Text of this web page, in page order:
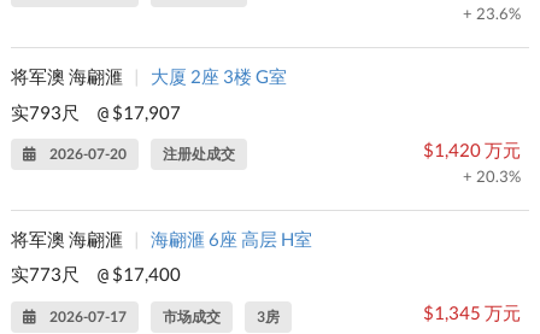
+ 23.6%
将军澳 海翩滙
大厦 2座 3楼 G室
实793尺
@ $17,907
2026-07-20 注册处成交 $1,420 万元
+ 20.3%
将军澳 海翩滙 |
海翩滙 6座 高层 H室
实773尺
@ $17,400
2026-07-17 市场成交 3房 $1,345 万元